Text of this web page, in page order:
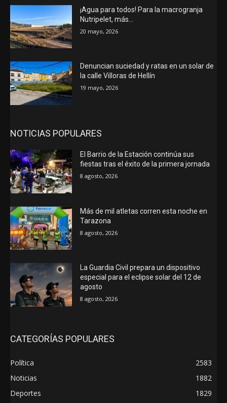
¡Agua para todos! Para la macrogranja
Nutripelet, más…
20 mayo, 2026
Denuncian suciedad y ratas en un solar de
la calle Villoras de Hellín
19 mayo, 2026
NOTICIAS POPULARES
El Barrio de la Estación continúa sus
fiestas tras el éxito de la primera jornada
8 agosto, 2026
Más de mil atletas corren esta noche en
Tarazona
8 agosto, 2026
La Guardia Civil prepara un dispositivo
especial para el eclipse solar del 12 de
agosto
8 agosto, 2026
CATEGORÍAS POPULARES
Política
2583
Noticias
1882
Deportes
1829